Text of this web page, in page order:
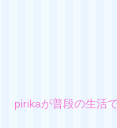
pirikaが普段の生活